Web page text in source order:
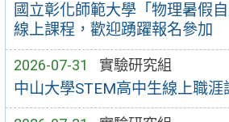
國立彰化師範大學「物理暑假自
線上課程，歡迎踴躍報名參加
2026-07-31 實驗研究組
中山大學STEM高中生線上職涯